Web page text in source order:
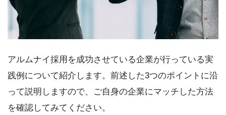
アルムナイ採用を成功させている企業が行っている実
践例について紹介します。前述した3つのポイントに沿
って説明しますので、ご自身の企業にマッチした方法
を確認してみてください。